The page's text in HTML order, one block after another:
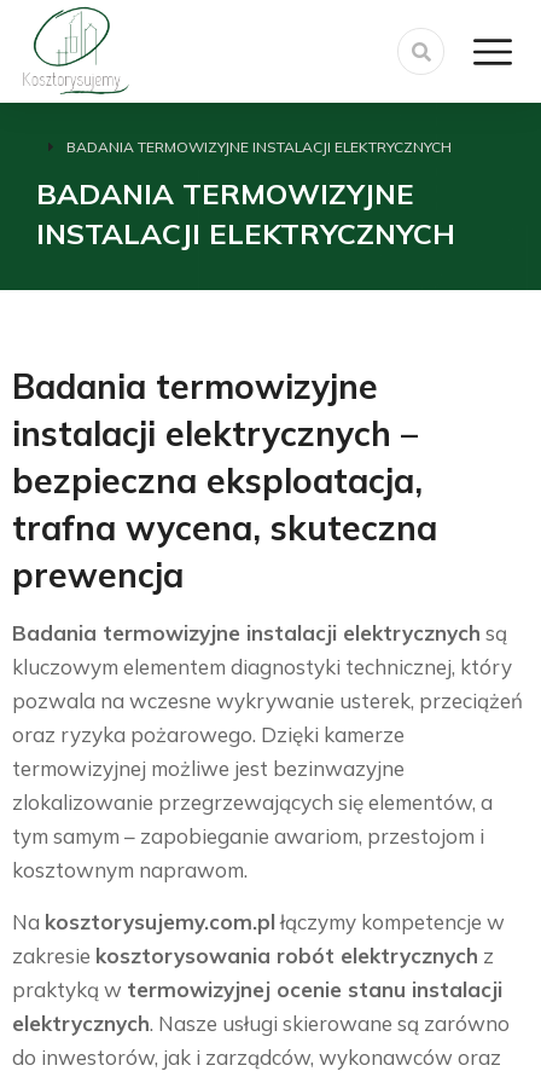
Jesteś tutaj:
BADANIA TERMOWIZYJNE INSTALACJI ELEKTRYCZNYCH
BADANIA TERMOWIZYJNE
INSTALACJI ELEKTRYCZNYCH
Badania termowizyjne
instalacji elektrycznych –
bezpieczna eksploatacja,
trafna wycena, skuteczna
prewencja
Badania termowizyjne instalacji elektrycznych są
kluczowym elementem diagnostyki technicznej, który
pozwala na wczesne wykrywanie usterek, przeciążeń
oraz ryzyka pożarowego. Dzięki kamerze
termowizyjnej możliwe jest bezinwazyjne
zlokalizowanie przegrzewających się elementów, a
tym samym – zapobieganie awariom, przestojom i
kosztownym naprawom.
Na kosztorysujemy.com.plłączymy kompetencje w
zakresie kosztorysowania robót elektrycznych z
praktyką w termowizyjnej ocenie stanu instalacji
elektrycznych. Nasze usługi skierowane są zarówno
do inwestorów, jak i zarządców, wykonawców oraz